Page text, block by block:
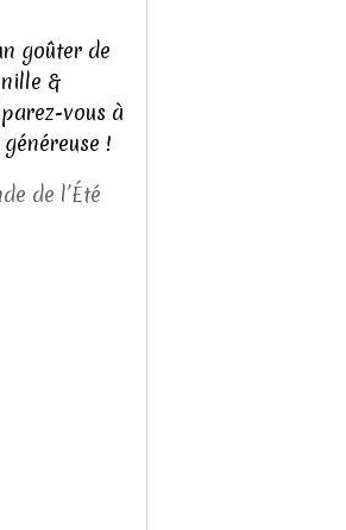
goûter de
&
vous à
!